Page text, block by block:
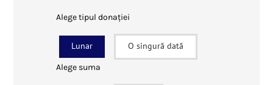
Alege tipul donației
Lunar O singură dată
Alege suma